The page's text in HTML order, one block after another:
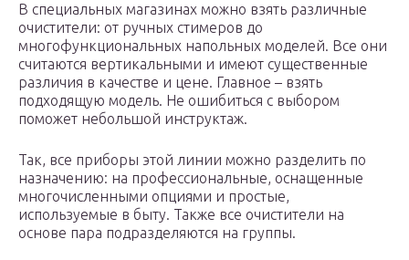
В специальных магазинах можно взять различные
очистители: от ручных стимеров до
многофункциональных напольных моделей. Все они
считаются вертикальными и имеют существенные
различия в качестве и цене. Главное – взять
подходящую модель. Не ошибиться с выбором
поможет небольшой инструктаж.
Так, все приборы этой линии можно разделить по
назначению: на профессиональные, оснащенные
многочисленными опциями и простые,
используемые в быту. Также все очистители на
основе пара подразделяются на группы.